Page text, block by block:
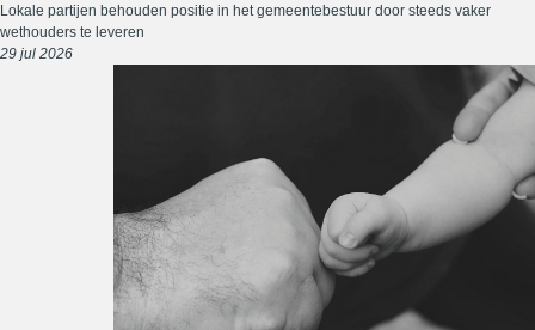
Lokale partijen behouden positie in het gemeentebestuur door steeds vaker
wethouders te leveren
29 jul 2026